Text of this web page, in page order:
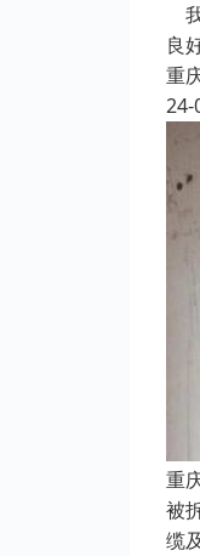
良
重
24-
重
被
缆